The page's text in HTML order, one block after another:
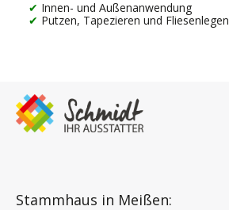
Innen- und Außenanwendung
Putzen, Tapezieren und Fliesenlegen
Stammhaus in Meißen: